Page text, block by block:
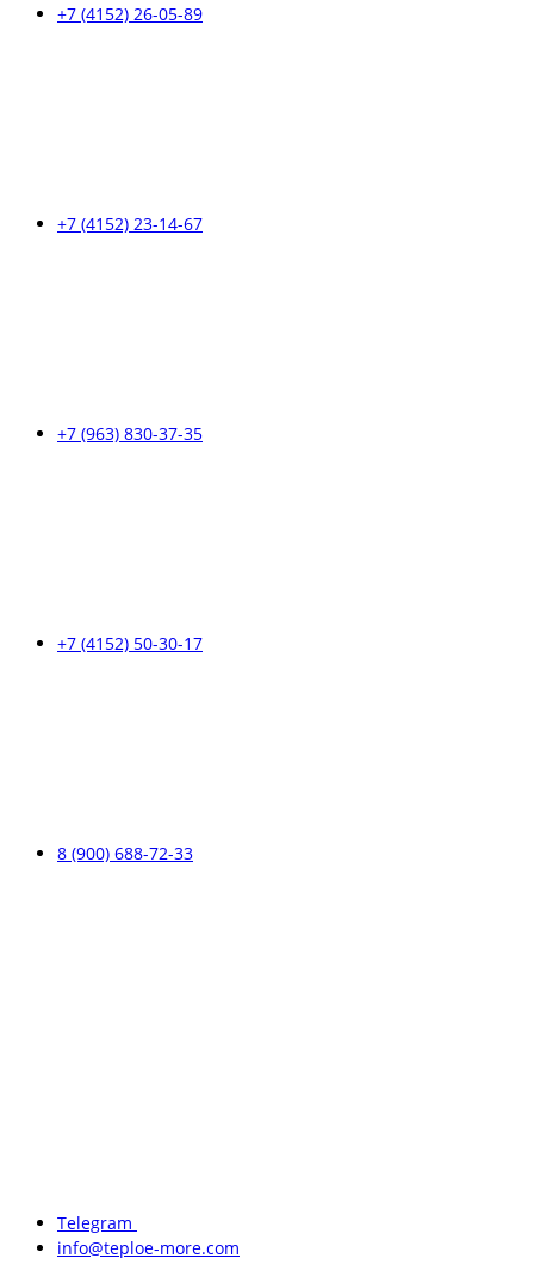
+7 (4152) 26-05-89
+7 (4152) 23-14-67
+7 (963) 830-37-35
+7 (4152) 50-30-17
8 (900) 688-72-33
Telegram
info@teploe-more.com